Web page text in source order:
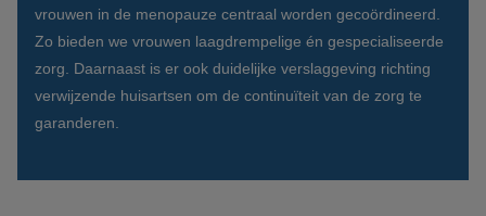
vrouwen in de menopauze centraal worden gecoördineerd.
Zo bieden we vrouwen laagdrempelige én gespecialiseerde
zorg. Daarnaast is er ook duidelijke verslaggeving richting
verwijzende huisartsen om de continuïteit van de zorg te
garanderen.